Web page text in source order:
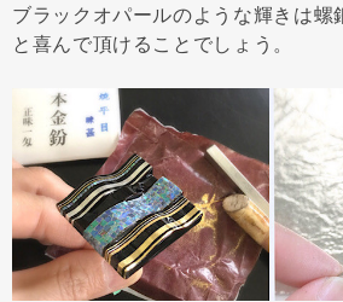
ブラックオパールのような輝きは螺
と喜んで頂けることでしょう。